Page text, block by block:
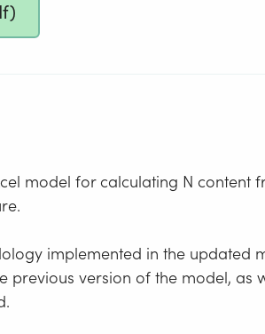
model for calculating N content
implemented in the updated
previous version of the model, as